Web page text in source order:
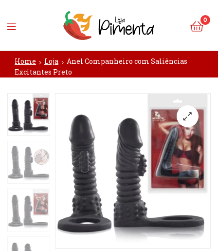
Loja
Pimenta
0
Home Loja
Anel Companheiro com Saliências
Excitantes Preto